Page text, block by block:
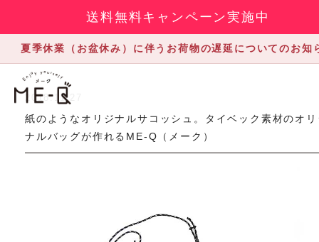
送料無料キャンペーン実施中
夏季休業（お盆休み）に伴うお荷物の遅延についてのお知
2018.11.27
紙のようなオリジナルサコッシュ。タイベック素材のオ
ナルバッグが作れるME-Q（メーク）